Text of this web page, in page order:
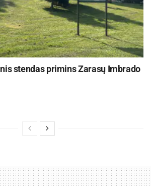
stendas primins Zarasų Imbrado